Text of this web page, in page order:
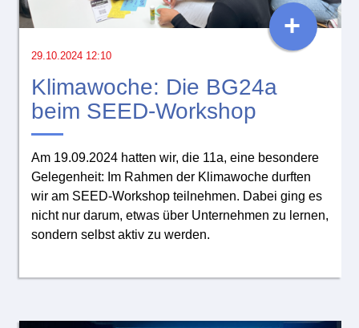
29.10.2024 12:10
Klimawoche: Die BG24a
beim SEED-Workshop
Am 19.09.2024 hatten wir, die 11a, eine besondere
Gelegenheit: Im Rahmen der Klimawoche durften
wir am SEED-Workshop teilnehmen. Dabei ging es
nicht nur darum, etwas über Unternehmen zu lernen,
sondern selbst aktiv zu werden.
+